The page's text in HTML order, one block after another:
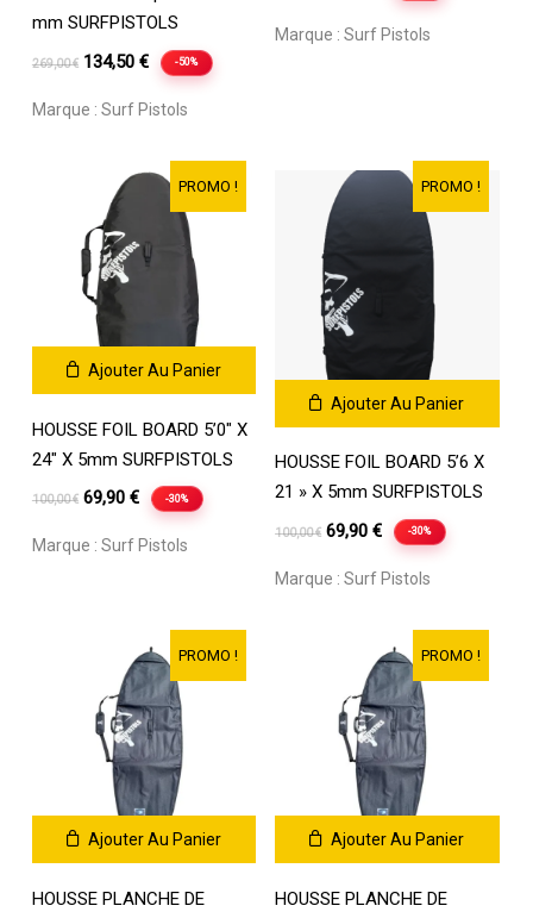
mm SURFPISTOLS
269,00€ Le
initial
269,00 €.
134,50 €Le
prix
actuel
134,50 €.
-50%
Marque : Surf Pistols
initial
prix
actuel
Marque :Surf Pistols
PROMO !
Ajouter Au Panier
HOUSSE FOIL BOARD 5’0″ X
24″ X 5mm SURFPISTOLS
100,00€ Le
initial
69,90 €Le
actuel
-30%
Marque : Surf Pistols
PROMO !
Ajouter Au Panier
HOUSSE FOIL BOARD 5’6 X
21 » X 5mm SURFPISTOLS
100,00€ Le
initial
100,00 €.
69,90€Le
prix
actuel
69,90 €.
-30%
Marque :Surf Pistols
PROMO !
Ajouter Au Panier
HOUSSE PLANCHE DE
PROMO !
Ajouter Au Panier
HOUSSE PLANCHE DE